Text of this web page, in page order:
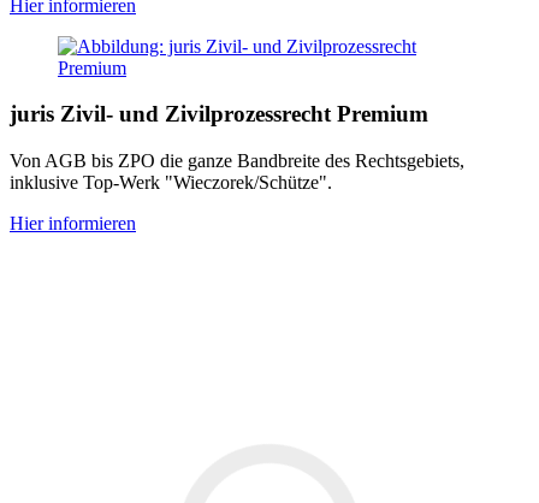
Hier informieren
juris Zivil- und Zivilprozessrecht Premium
Von AGB bis ZPO die ganze Bandbreite des Rechtsgebiets,
inklusive Top-Werk "Wieczorek/Schütze".
Hier informieren